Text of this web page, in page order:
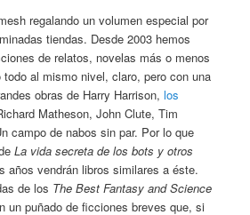
regalando un volumen especial por
tiendas. Desde 2003 hemos
de relatos, novelas más o menos
todo al mismo nivel, claro, pero con una
obras de Harry Harrison,los
Matheson, John Clute, Tim
campo de nabos sin par. Por lo que
La vida secreta de los bots y otros
años vendrán libros similares a éste.
de los The Best Fantasy and Science
un puñado de ficciones breves que, si